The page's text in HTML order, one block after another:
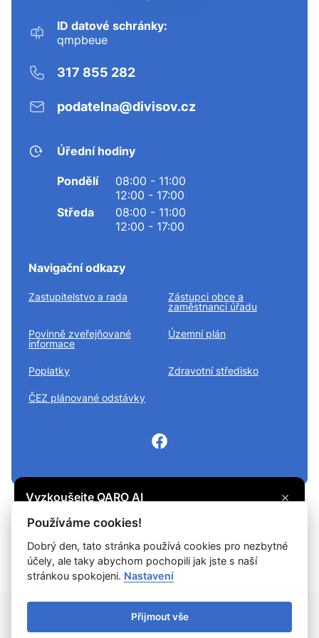
ID datové schránky:
qmpbeue
317 855 282
podatelna@divisov.cz
Úřední hodiny
Pondělí
08:00 - 11:00
12:00 - 17:00
Středa
08:00 - 11:00
12:00 - 17:00
Navigační odkazy
Zastupitelstvo a rada
Zástupci obce a
zaměstnanci úřadu
Povinně zveřejňované
informace
Územní plán
Poplatky Zdravotní středisko
ČEZ plánované odstávky
© 2026Divišov městys Všechna práva vyhrazena
Snadné čtení
Prohlášení o ochraně soukromí Prohlášení o přístupnosti
×
Vyzkoušejte QARO AI
Máte otázku? Zeptejte se na cokoli, co vás
Vyzkoušet
Používáme cookies!
Dobrý den, tato stránka používá cookies pro nezbytné
účely, ale taky abychom pochopili jak jste s naší
stránkou spokojeni. Nastavení
Přijmout vše